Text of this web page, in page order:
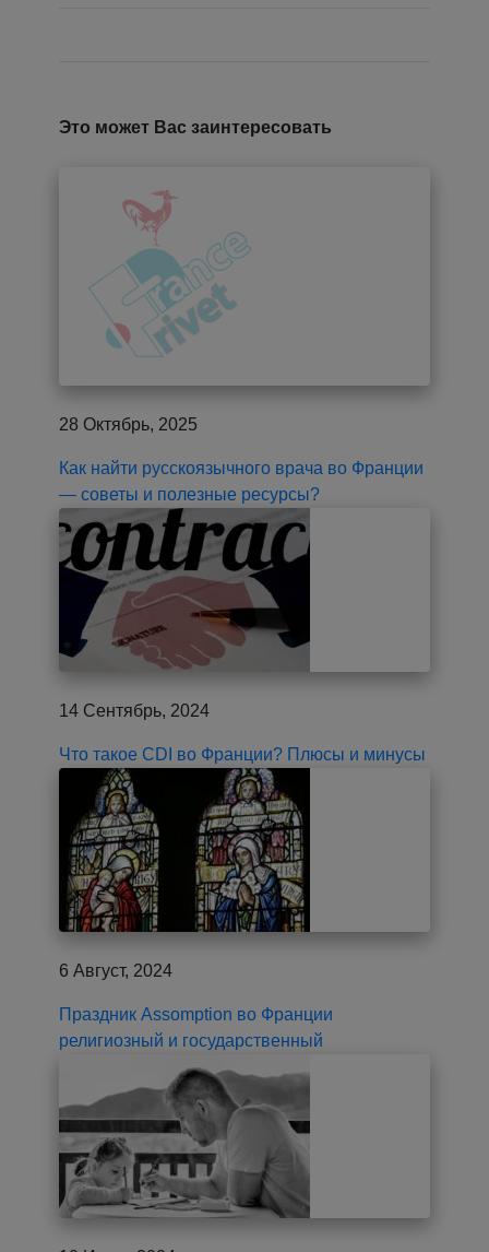
Это может Вас заинтересовать
28 Октябрь, 2025
Как найти русскоязычного врача во Франции
— советы и полезные ресурсы?
14 Сентябрь, 2024
Что такое CDI во Франции? Плюсы и минусы
6 Август, 2024
Праздник Assomption во Франции
религиозный и государственный